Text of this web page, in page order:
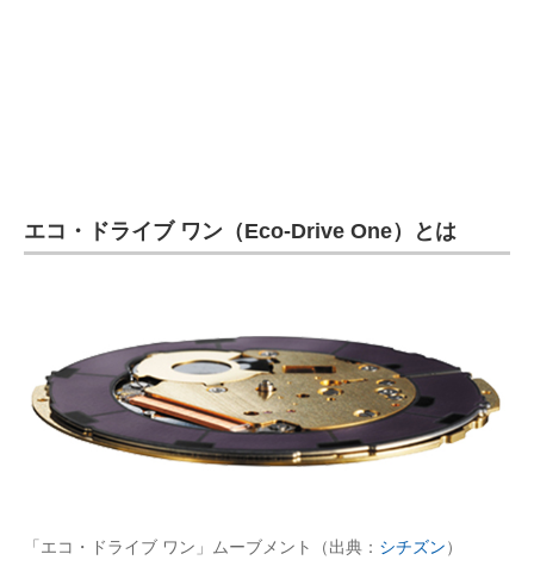
エコ・ドライブ ワン（Eco-Drive One）とは
「エコ・ドライブ ワン」ムーブメント（出典： シチズン）